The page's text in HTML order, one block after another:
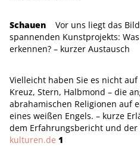
Schauen Vor uns liegt das
spannenden Kunstprojekts:
erkennen? – kurzer Austausch
Vielleicht haben Sie es nicht
Kreuz, Stern, Halbmond – die
abrahamischen Religionen auf
eines weißen Engels. – kurze
dem Erfahrungsbericht und
kulturen.de 1